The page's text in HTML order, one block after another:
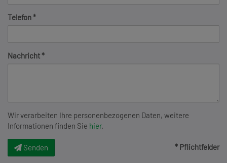
Telefon
Nachricht
Wir verarbeiten Ihre personenbezogenen Daten, weitere
Informationen finden Sie hier.
Senden * Pflichtfelder